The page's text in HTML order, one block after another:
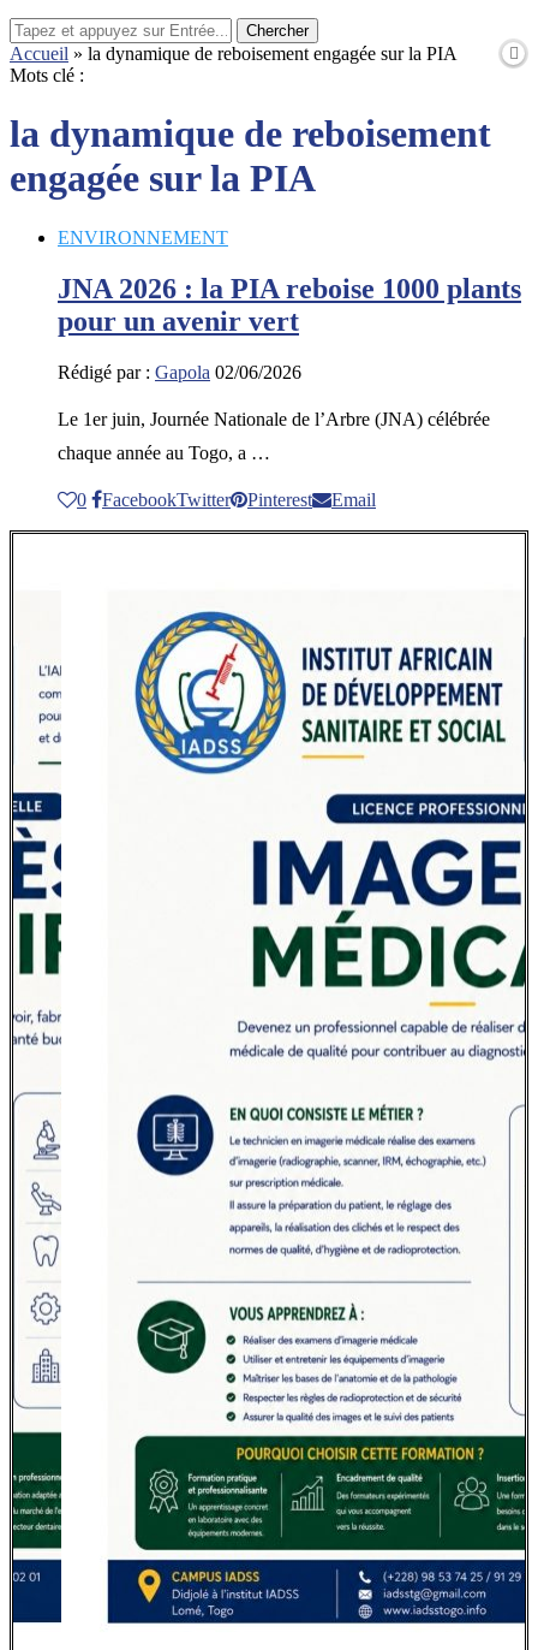
Chercher
Accueil » la dynamique de reboisement engagée sur la PIA
Mots clé :
la dynamique de reboisement
engagée sur la PIA
ENVIRONNEMENT
JNA 2026 : la PIA reboise 1000 plants
pour un avenir vert
Rédigé par : Gapola 02/06/2026
Le 1er juin, Journée Nationale de l’Arbre (JNA) célébrée
chaque année au Togo, a …
0 FacebookTwitter Pinterest Email